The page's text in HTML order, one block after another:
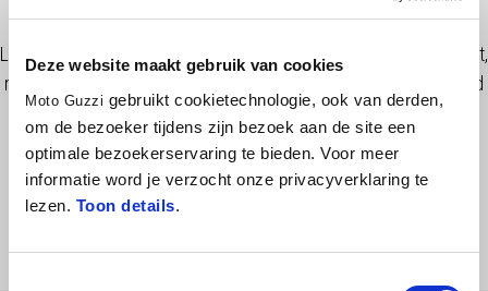
Deze website maakt gebruik van cookies
Moto Guzzi gebruikt cookietechnologie, ook van derden,
om de bezoeker tijdens zijn bezoek aan de site een
optimale bezoekerservaring te bieden. Voor meer
informatie word je verzocht onze privacyverklaring te
lezen. Toon details.
Touring sized windshield with shockproof and scratch resistant
Lexan sheet, stable and aerodynamic for a perfect riding comfort,
maintaining the transparency and gloss characteristics unaltered
over time.